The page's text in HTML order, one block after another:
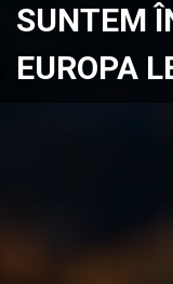
SUNTEM
EUROPA